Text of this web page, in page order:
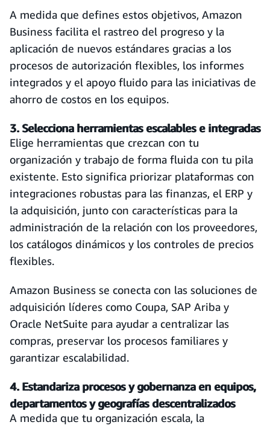
A medida que defines estos objetivos, Amazon
Business facilita el rastreo del progreso y la
aplicación de nuevos estándares gracias a los
procesos de autorización flexibles, los informes
integrados y el apoyo fluido para las iniciativas de
ahorro de costos en los equipos.
3. Selecciona herramientas escalables e integradas
Elige herramientas que crezcan con tu
organización y trabajo de forma fluida con tu pila
existente. Esto significa priorizar plataformas con
integraciones robustas para las finanzas, el ERP y
la adquisición, junto con características para la
administración de la relación con los proveedores,
los catálogos dinámicos y los controles de precios
flexibles.
Amazon Business se conecta con las soluciones de
adquisición líderes como Coupa, SAP Ariba y
Oracle NetSuite para ayudar a centralizar las
compras, preservar los procesos familiares y
garantizar escalabilidad.
4. Estandariza procesos y gobernanza en equipos,
departamentos y geografías descentralizados
A medida que tu organización escala, la